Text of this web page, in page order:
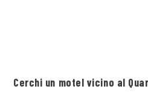
Cerchi un motel vicino al